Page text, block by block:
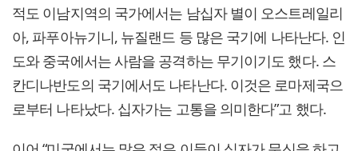
적도 이남지역의 국가에서는 남십자 별이 오스트레일리
아, 파푸아뉴기니, 뉴질랜드 등 많은 국기에 나타난다. 인
도와 중국에서는 사람을 공격하는 무기이기도 했다. 스
칸디나반도의 국기에서도 나타난다. 이것은 로마제국으
로부터 나타났다. 십자가는 고통을 의미한다”고 했다.